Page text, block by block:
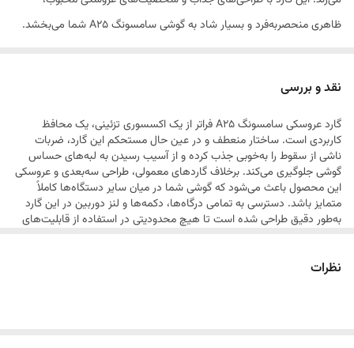
ظاهری منحصر‌به‌فرد و بسیار شاد به گوشی سامسونگ A25 شما می‌بخشد.
که می‌خواهند گوشی خود را با شخصیت و سلیقه خاص خود متمایز کنند.
نقد و بررسی
گارد عروسکی سامسونگ A25 فراتر از یک اکسسوری تزئینی، یک محافظ
کاربردی است. ساختار منعطف و در عین حال مستحکم این گارد، ضربات
ناشی از سقوط را به‌خوبی جذب کرده و از آسیب رسیدن به لبه‌های حساس
گوشی جلوگیری می‌کند. برخلاف گارد‌های معمولی، طراحی سه‌بعدی و عروسکی
این محصول باعث می‌شود که گوشی شما در میان سایر دستگاه‌ها کاملاً
متمایز باشد. دسترسی به تمامی درگاه‌ها، دکمه‌ها و لنز دوربین در این گارد
به‌طور دقیق طراحی شده است تا هیچ محدودیتی در استفاده از قابلیت‌های
کیفیت خود را از دست نمی‌دهد.
نظرات